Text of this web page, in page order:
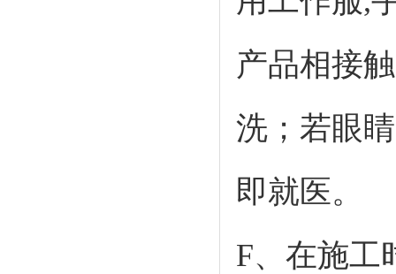
产品相接
洗；若眼
即就医。
F、在施工